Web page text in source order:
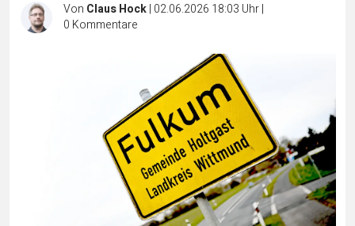
Von Claus Hock| 02.06.2026 18:03 Uhr|
0 Kommentare